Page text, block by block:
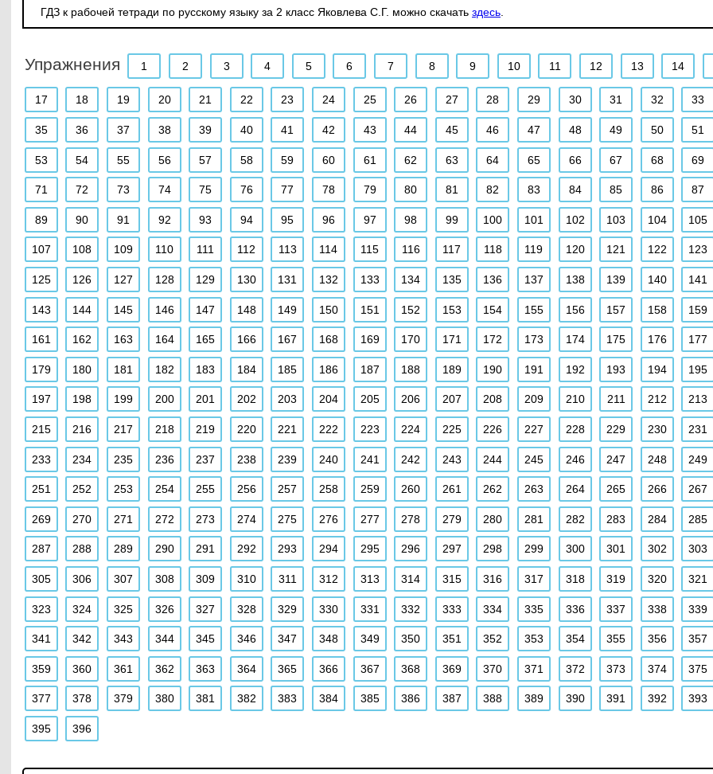
ГДЗ к рабочей тетради по русскому языку за 2 класс Яковлева С.Г. можно скачать здесь
Упражнения 1 2 3 4 5 6 7 8 9 10 11 12 13 14
17 18 19 20 21 22 23 24 25 26 27 28 29 30 31 32 33
35 36 37 38 39 40 41 42 43 44 45 46 47 48 49 50 51
53 54 55 56 57 58 59 60 61 62 63 64 65 66 67 68 69
71 72 73 74 75 76 77 78 79 80 81 82 83 84 85 86 87
89 90 91 92 93 94 95 96 97 98 99 100 101 102 103 104 105
107 108 109 110 111 112 113 114 115 116 117 118 119 120 121 122 123
125 126 127 128 129 130 131 132 133 134 135 136 137 138 139 140 141
143 144 145 146 147 148 149 150 151 152 153 154 155 156 157 158 159
161 162 163 164 165 166 167 168 169 170 171 172 173 174 175 176 177
179 180 181 182 183 184 185 186 187 188 189 190 191 192 193 194 195
197 198 199 200 201 202 203 204 205 206 207 208 209 210 211 212 213
215 216 217 218 219 220 221 222 223 224 225 226 227 228 229 230 231
233 234 235 236 237 238 239 240 241 242 243 244 245 246 247 248 249
251 252 253 254 255 256 257 258 259 260 261 262 263 264 265 266 267
269 270 271 272 273 274 275 276 277 278 279 280 281 282 283 284 285
287 288 289 290 291 292 293 294 295 296 297 298 299 300 301 302 303
305 306 307 308 309 310 311 312 313 314 315 316 317 318 319 320 321
323 324 325 326 327 328 329 330 331 332 333 334 335 336 337 338 339
341 342 343 344 345 346 347 348 349 350 351 352 353 354 355 356 357
359 360 361 362 363 364 365 366 367 368 369 370 371 372 373 374 375
377 378 379 380 381 382 383 384 385 386 387 388 389 390 391 392 393
395 396